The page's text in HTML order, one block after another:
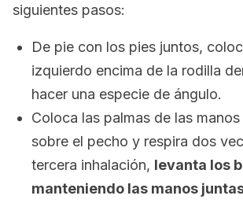
siguientes pasos:
De pie con los pies juntos, c
izquierdo encima de la rodilla
hacer una especie de ángulo.
Coloca las palmas de las
sobre el pecho y respira dos
tercera inhalación, levanta los
manteniendo las manos